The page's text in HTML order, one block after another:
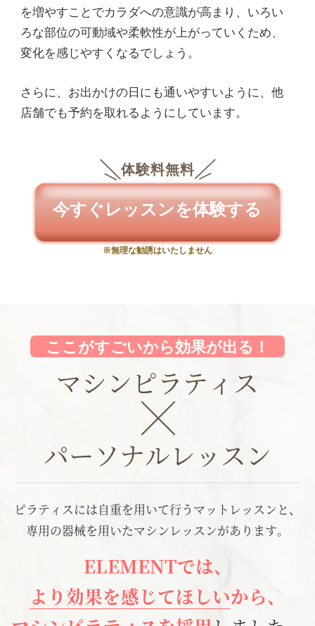
を増やすことでカラダへの意識が高まり、いろい
ろな部位の可動域や柔軟性が上がっていくため、
変化を感じやすくなるでしょう。
さらに、お出かけの日にも通いやすいように、他
店舗でも予約を取れるようにしています。
体験料無料
今すぐレッスンを体験する
※無理な勧誘はいたしません
ここがすごいから効果が出る！
マシンピラティス
パーソナルレッスン
ピラティスには自重を用いて行うマットレッスンと、
専用の器械を用いたマシンレッスンがあります。
ELEMENTでは、
より効果を感じてほしいから、